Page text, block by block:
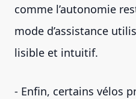
comme l’autonomie
mode d’assistance
lisible et intuitif.
- Enfin, certains vélos